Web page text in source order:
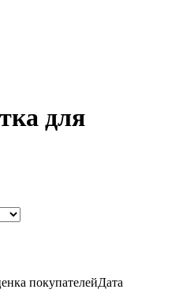
для
покупателейДата